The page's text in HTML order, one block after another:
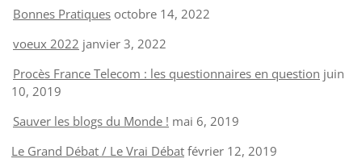
Bonnes Pratiques octobre 14, 2022
voeux 2022 janvier 3, 2022
Procès France Telecom : les questionnaires en question juin
10, 2019
Sauver les blogs du Monde ! mai 6, 2019
Le Grand Débat / Le Vrai Débat février 12, 2019